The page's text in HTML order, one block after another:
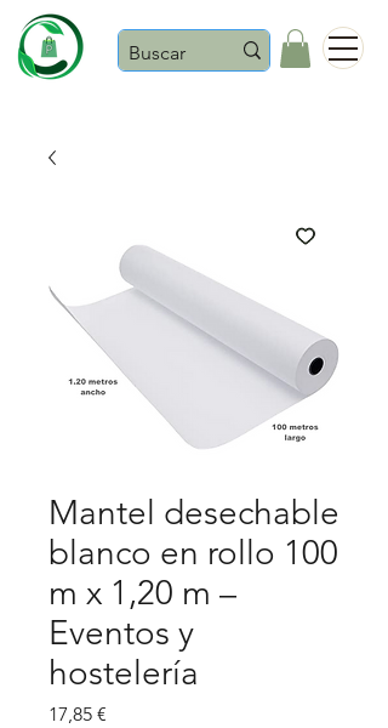
Mantel desechable
blanco en rollo 100
m x 1,20 m –
Eventos y
hostelería
17,85 €